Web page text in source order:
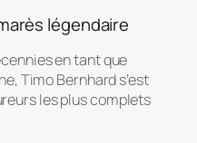
légendaire
en tant que
Timo Bernhard s’est
les plus complets